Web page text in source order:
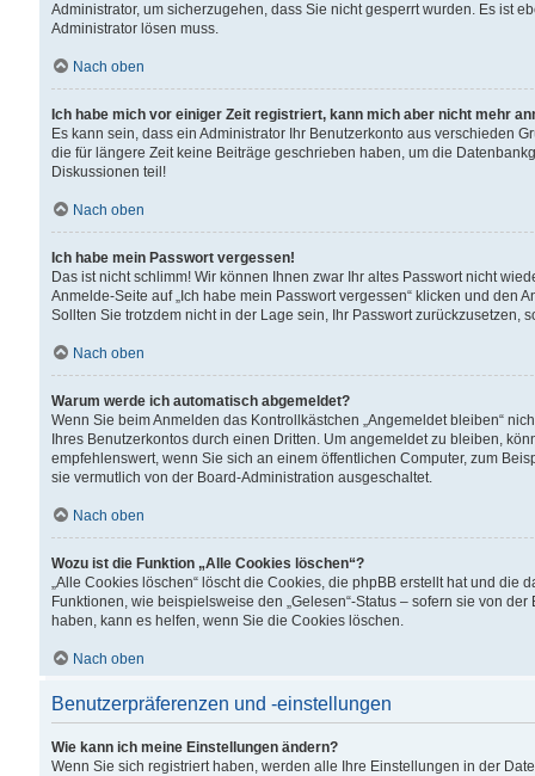
Administrator, um sicherzugehen, dass Sie nicht gesperrt wurden. Es ist
Administrator lösen muss.
Nach oben
Ich habe mich vor einiger Zeit registriert, kann mich aber nicht mehr
Es kann sein, dass ein Administrator Ihr Benutzerkonto aus verschieden
die für längere Zeit keine Beiträge geschrieben haben, um die
Diskussionen teil!
Nach oben
Ich habe mein Passwort vergessen!
Das ist nicht schlimm! Wir können Ihnen zwar Ihr altes Passwort nicht
Anmelde-Seite auf „Ich habe mein Passwort vergessen“ klicken und
Sollten Sie trotzdem nicht in der Lage sein, Ihr Passwort zurückzusetzen,
Nach oben
Warum werde ich automatisch abgemeldet?
Wenn Sie beim Anmelden das Kontrollkästchen „Angemeldet bleiben“
Ihres Benutzerkontos durch einen Dritten. Um angemeldet zu bleiben,
empfehlenswert, wenn Sie sich an einem öffentlichen Computer, zum
sie vermutlich von der Board-Administration ausgeschaltet.
Nach oben
Wozu ist die Funktion „Alle Cookies löschen“?
„Alle Cookies löschen“ löscht die Cookies, die phpBB erstellt hat und
Funktionen, wie beispielsweise den „Gelesen“-Status – sofern sie von
haben, kann es helfen, wenn Sie die Cookies löschen.
Nach oben
Benutzerpräferenzen und -einstellungen
Wie kann ich meine Einstellungen ändern?
Wenn Sie sich registriert haben, werden alle Ihre Einstellungen in der